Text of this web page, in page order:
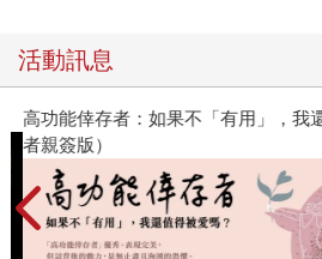
事，讓自己有勇氣邁向新人生。 既
元如何形成連結，讓我們得以學習
其實可以藉由注意力、動機等因素
確的記憶，也可以利用記憶競賽常
組和記憶宮殿），讓自己記得更清
緒的影響，畢竟我們通常會記得情
活動訊息
高功能倖存者：如果不「有用」，我
者親簽版）